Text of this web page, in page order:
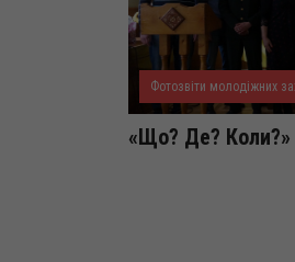
Фотозвіти молодіжних
«Що? Де? Коли?»